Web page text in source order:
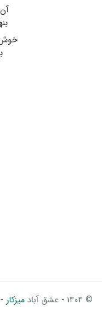
© ۱۴۰۴ - عشق آباد میزکار -